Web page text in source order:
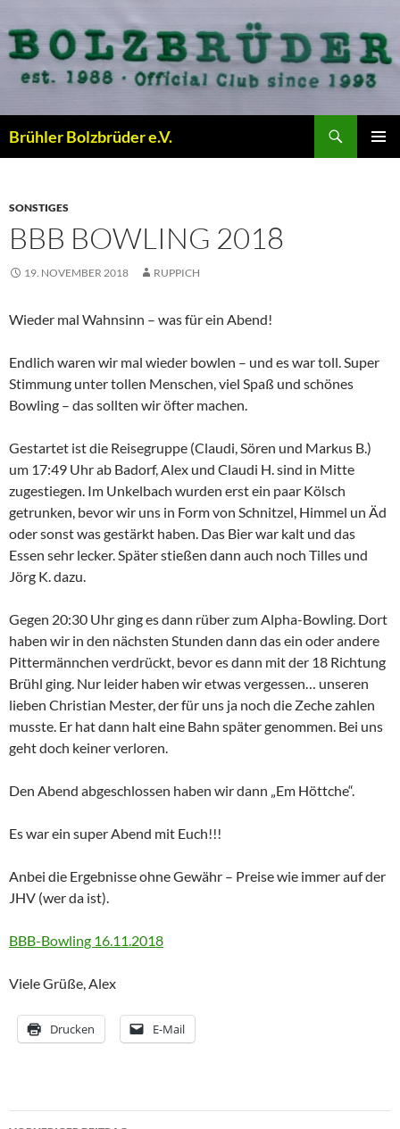
Inhalt
springen
Brühler Bolzbrüder e.V.
SONSTIGES
BBB BOWLING 2018
19. NOVEMBER 2018 RUPPICH
Wieder mal Wahnsinn – was für ein Abend!
Endlich waren wir mal wieder bowlen – und es war toll. Super
Stimmung unter tollen Menschen, viel Spaß und schönes
Bowling – das sollten wir öfter machen.
Gestartet ist die Reisegruppe (Claudi, Sören und Markus B.)
um 17:49 Uhr ab Badorf, Alex und Claudi H. sind in Mitte
zugestiegen. Im Unkelbach wurden erst ein paar Kölsch
getrunken, bevor wir uns in Form von Schnitzel, Himmel un Äd
oder sonst was gestärkt haben. Das Bier war kalt und das
Essen sehr lecker. Später stießen dann auch noch Tilles und
Jörg K. dazu.
Gegen 20:30 Uhr ging es dann rüber zum Alpha-Bowling. Dort
haben wir in den nächsten Stunden dann das ein oder andere
Pittermännchen verdrückt, bevor es dann mit der 18 Richtung
Brühl ging. Nur leider haben wir etwas vergessen… unseren
lieben Christian Mester, der für uns ja noch die Zeche zahlen
musste. Er hat dann halt eine Bahn später genommen. Bei uns
geht doch keiner verloren.
Den Abend abgeschlossen haben wir dann „Em Höttche“.
Es war ein super Abend mit Euch!!!
Anbei die Ergebnisse ohne Gewähr – Preise wie immer auf der
JHV (wer da ist).
BBB-Bowling 16.11.2018
Viele Grüße, Alex
Drucken E-Mail